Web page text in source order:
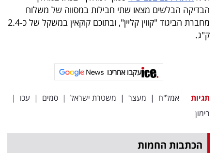
הבדיקה הבלשים מצאו שתי חבילות במסווה של משלוח
מחברת הביגוד "קווין קליין", ובתוכם קוקאין במשקל של כ-2.4
ק"ג.
עקבו אחרינו
תגיות אמל"ח | מעצר | משטרת ישראל | סמים | עכו |
רימון
הכתבות החמות